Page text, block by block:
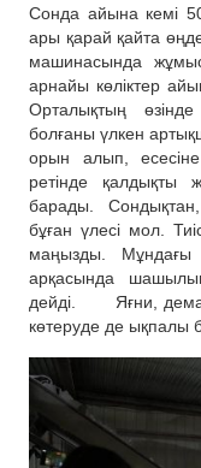
Сонда айына кемі
ары қарай қайта
машинасында
арнайы көліктер
Орталықтың
болғаны үлкен
орын алып,
ретінде қалдықты
барады.
бұған үлесі мол.
маңызды. Мұндағы
арқасында
дейді.
Яғни,
көтеруде де ықпалы